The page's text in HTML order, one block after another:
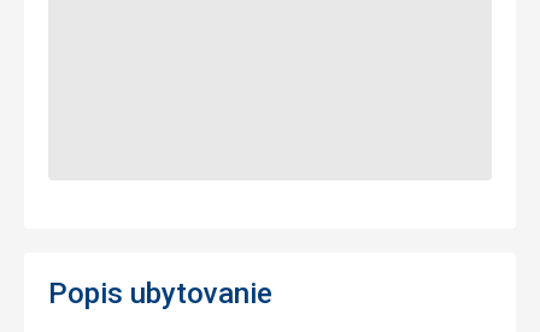
Popis ubytovanie